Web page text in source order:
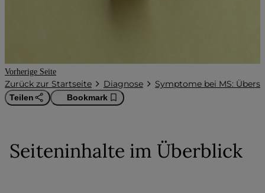
Vorherige Seite
Zurück zur Startseite Diagnose Symptome bei MS:
Teilen Bookmark
Seiteninhalte im Überblick